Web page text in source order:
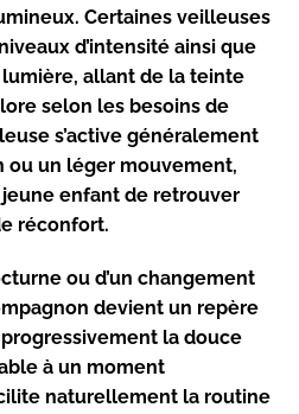
Certaines veilleuses
d’intensité ainsi que
allant de la teinte
selon les besoins de
s’active généralement
ou un léger mouvement,
enfant de retrouver
réconfort.
ou d’un changement
devient un repère
progressivement la douce
à un moment
naturellement la routine